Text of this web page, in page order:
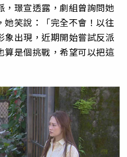
，璟宣透露，劇組曾詢問她
她笑說：「完全不會！以往
象出現，近期開始嘗試反派
算是個挑戰，希望可以把這